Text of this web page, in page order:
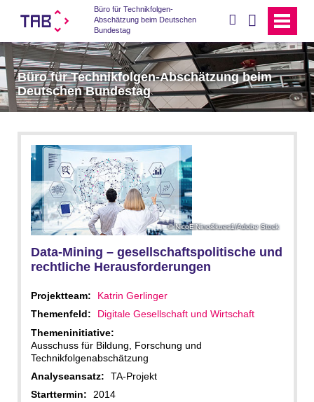
Büro für Technikfolgen-
Abschätzung beim Deutschen
Bundestag
Büro für Technikfolgen-Abschätzung beim
Deutschen Bundestag
NicoElNino&kues1/Adobe Stock
Data-Mining – gesellschaftspolitische und
rechtliche Herausforderungen
Projektteam:
Katrin Gerlinger
Themenfeld:
Digitale Gesellschaft und Wirtschaft
Themeninitiative:
Ausschuss für Bildung, Forschung und
Technikfolgenabschätzung
Analyseansatz:
TA-Projekt
Starttermin:
2014